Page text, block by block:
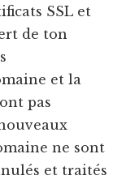
SSL et
de ton
et la
pas
ne sont
et traités